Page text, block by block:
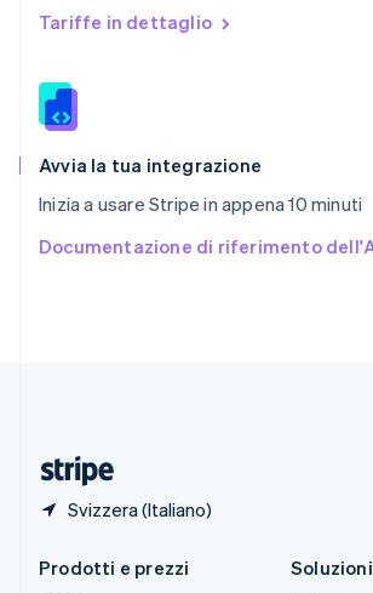
Tariffe in dettaglio
Avvia la tua integrazione
Inizia a usare Stripe in appena 10 minuti
Documentazione di riferimento
Svizzera (Italiano)
English
Slovacchia
Slovenia
English Italiano
EspañolEnglish
English Español 简体中文
Prodotti e prezzi
Soluzioni